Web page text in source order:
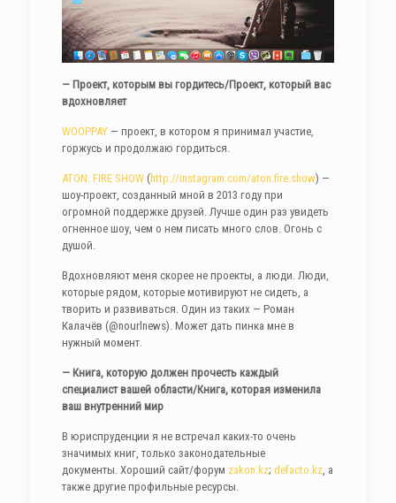
— Проект, которым вы гордитесь/Проект, который вас
вдохновляет
WOOPPAY — проект, в котором я принимал участие,
горжусь и продолжаю гордиться.
ATON. FIRE SHOW (http://instagram.com/aton.fire.show) —
шоу-проект, созданный мной в 2013 году при
огромной поддержке друзей. Лучше один раз увидеть
огненное шоу, чем о нем писать много слов. Огонь с
душой.
Вдохновляют меня скорее не проекты, а люди. Люди,
которые рядом, которые мотивируют не сидеть, а
творить и развиваться. Один из таких — Роман
Калачёв (@nourlnews). Может дать пинка мне в
нужный момент.
— Книга, которую должен прочесть каждый
специалист вашей области/Книга, которая изменила
ваш внутренний мир
В юриспруденции я не встречал каких-то очень
значимых книг, только законодательные
документы. Хороший сайт/форум zakon.kz;defacto.kz, а
также другие профильные ресурсы.